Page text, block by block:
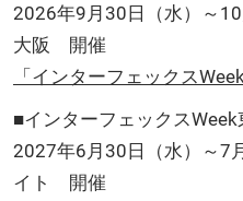
2026年9月30日（水）～
大阪 開催
「インターフェックス
■インターフェックスWeek
2027年6月30日（水）～
イト 開催